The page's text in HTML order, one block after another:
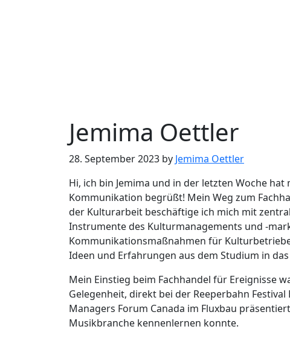
Jemima Oettler
28. September 2023 by Jemima Oettler
Hi, ich bin Jemima und in der letzten Woche
Kommunikation begrüßt! Mein Weg zum
der Kulturarbeit beschäftige ich mich mit
Instrumente des Kulturmanagements und -
Kommunikationsmaßnahmen für
Ideen und Erfahrungen aus dem Studium in
Mein Einstieg beim Fachhandel für Ereignisse
Gelegenheit, direkt bei der Reeperbahn
Managers Forum Canada im Fluxbau
Musikbranche kennenlernen konnte.